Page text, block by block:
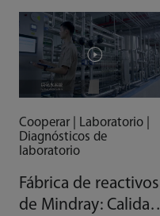
Cooperar | Laboratorio |
Diagnósticos de
laboratorio
Fábrica de reactivos
de Mindray: Calidad